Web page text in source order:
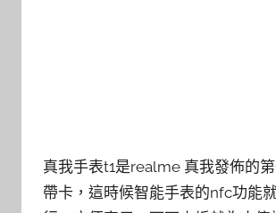
真我手表t1是realme 真我發佈的
帶卡，這時候智能手表的nfc功能